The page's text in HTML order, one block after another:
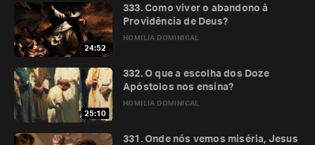
24:52
HOMILIA DOMINICAL
333. Como viver o abandono à
Providência de Deus?
25:10
HOMILIA DOMINICAL
332. O que a escolha dos Doze
Apóstolos nos ensina?
331. Onde nós vemos miséria, Jesus